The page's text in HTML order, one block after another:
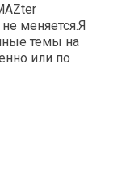
меняется.Я
темы на
или по